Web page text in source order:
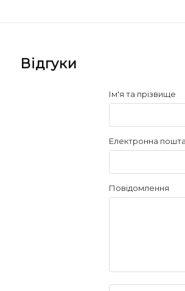
Відгуки
Ім'я та прізвище
Електронна
Повідомлення